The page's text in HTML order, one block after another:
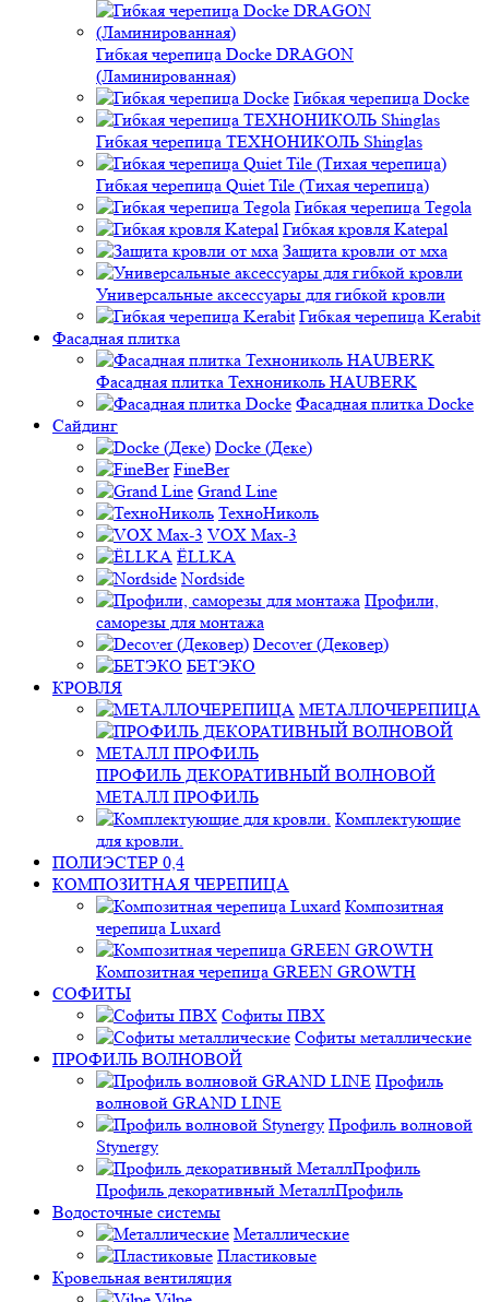
Гибкая черепица Docke DRAGON
(Ламинированная)
Гибкая черепица Docke
Гибкая черепица ТЕХНОНИКОЛЬ Shinglas
Гибкая черепица Quiet Tile (Тихая черепица)
Гибкая черепица Tegola
Гибкая кровля Katepal
Защита кровли от мха
Универсальные аксессуары для гибкой кровли
Гибкая черепица Kerabit
Фасадная плитка
Фасадная плитка Технониколь HAUBERK
Фасадная плитка Docke
Сайдинг
Docke (Деке)
FineBer
Grand Line
ТехноНиколь
VOX Max-3
ЁLLKA
Nordside
Профили,
саморезы для монтажа
Decover (Дековер)
БЕТЭКО
КРОВЛЯ
МЕТАЛЛОЧЕРЕПИЦА
ПРОФИЛЬ ДЕКОРАТИВНЫЙ ВОЛНОВОЙ
МЕТАЛЛ ПРОФИЛЬ
Комплектующие
для кровли.
ПОЛИЭСТЕР 0,4
КОМПОЗИТНАЯ ЧЕРЕПИЦА
Композитная
черепица Luxard
Композитная черепица GREEN GROWTH
СОФИТЫ
Софиты ПВХ
Софиты металлические
ПРОФИЛЬ ВОЛНОВОЙ
Профиль
волновой GRAND LINE
Профиль волновой
Stynergy
Профиль декоративный МеталлПрофиль
Водосточные системы
Металлические
Пластиковые
Кровельная вентиляция